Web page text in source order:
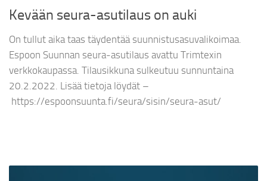
Kevään seura-asutilaus on auki
On tullut aika taas täydentää suunnistusasuvalikoimaa.
Espoon Suunnan seura-asutilaus avattu Trimtexin
verkkokaupassa. Tilausikkuna sulkeutuu sunnuntaina
20.2.2022. Lisää tietoja löydät –
https://espoonsuunta.fi/seura/sisin/seura-asut/